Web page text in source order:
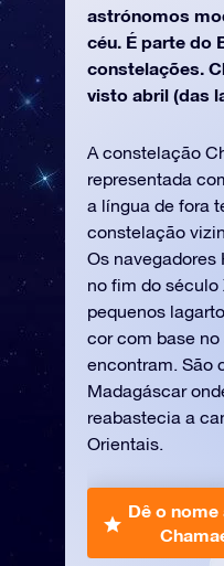
astrónomos
céu. É parte do
constelações.
visto abril (das
A constelação
representada
a língua de fora
constelação
Os navegadores
no fim do século
pequenos
cor com base
encontram. São
Madagáscar
reabastecia a
Orientais.
Dê o